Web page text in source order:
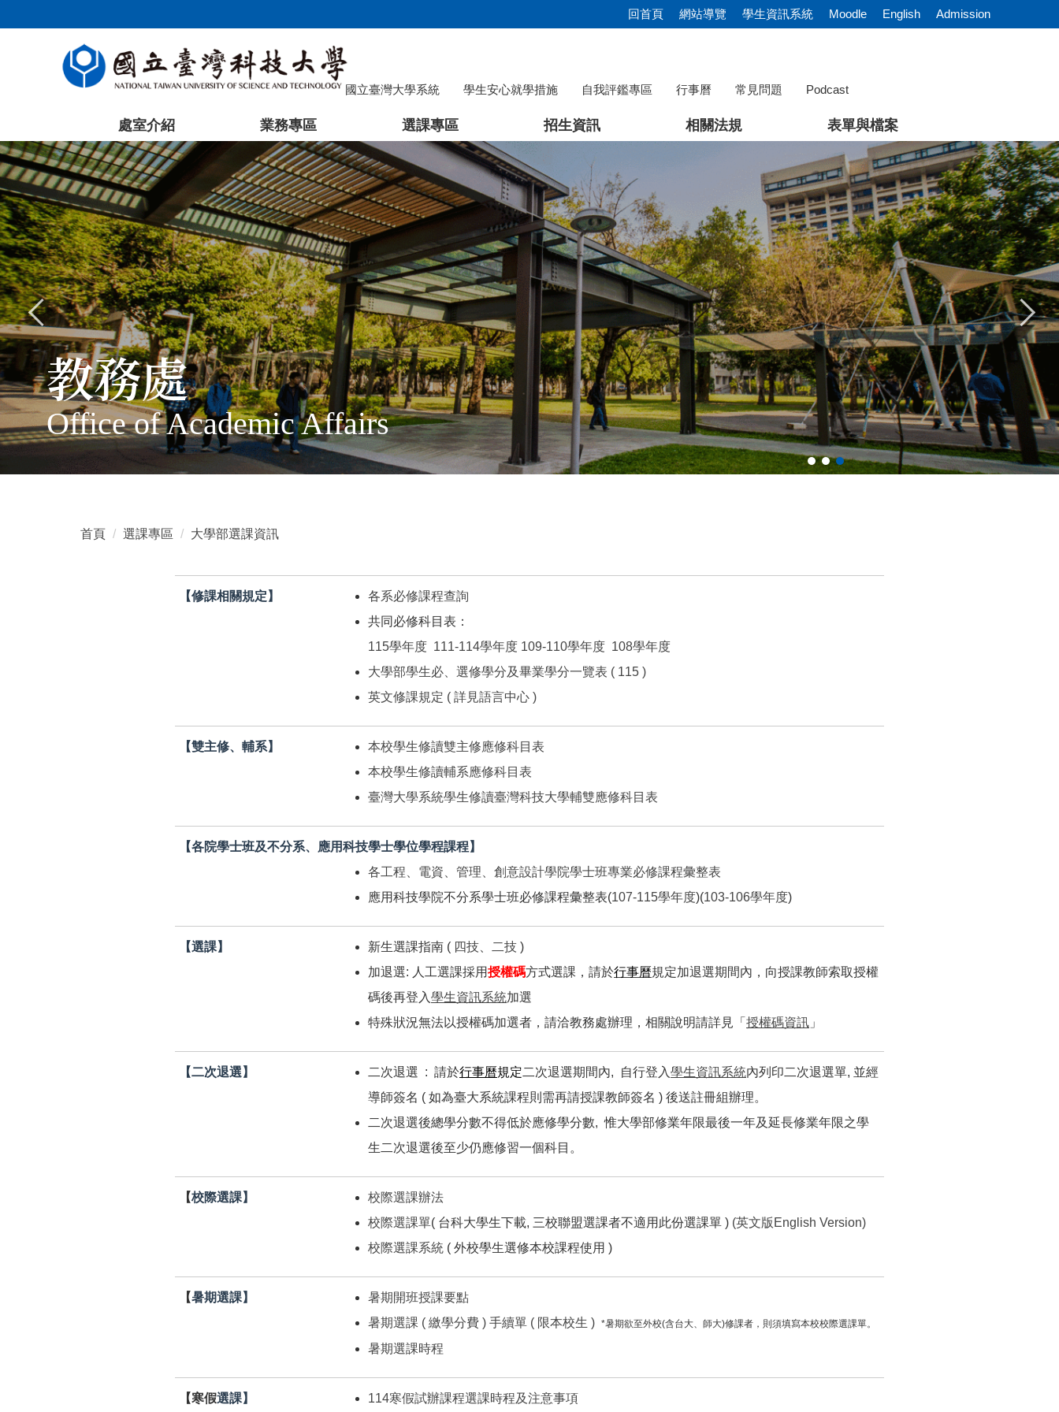
到
回首頁 網站導覽 學生資訊系統 Moodle English Admission
國立臺灣大學系統 學生安心就學措施 自我評鑑專區 行事曆 常見問題 Podcast
處室介紹 業務專區 選課專區 招生資訊 相關法規 表單與檔案
教務處
Office of Academic Affairs
首頁 選課專區 大學部選課資訊
【修課相關規定】
各系必修課程查詢
共同必修科目表：
115學年度 111-114學年度 109-110學年度 108學年度
大學部學生必、選修學分及畢業學分一覽表 ( 115 )
英文修課規定 ( 詳見語言中心 )
【雙主修、輔系】
本校學生修讀雙主修應修科目表
本校學生修讀輔系應修科目表
臺灣大學系統學生修讀臺灣科技大學輔雙應修科目表
【各院學士班及不分系、應用科技學士學位學程課程】
各工程、電資、管理、創意設計學院學士班專業必修課程彙整表
應用科技學院不分系學士班必修課程彙整表(107-115學年度)(103-106學年度)
【選課】 新生選課指南 ( 四技 二技 )
加退選: 人工選課採用授權碼方式選課，請於行事曆規定加退選期間內，向授課教師索取授權
碼後再登入學生資訊系統加選
特殊狀況無法以授權碼加選者，請洽教務處辦理，相關說明請詳見「 授權碼資訊 」
【二次退選】 二次退選 : 請於行事曆規定二次退選期間內, 自行登入學生資訊系統內列印二次退選單, 並經
導師簽名 ( 如為臺大系統課程則需再請授課教師簽名 ) 後送註冊組辦理。
二次退選後總學分數不得低於應修學分數, 惟大學部修業年限最後一年及延長修業年限之學
生二次退選後至少仍應修習一個科目。
【校際選課】
校際選課辦法
校際選課單( 台科大學生下載, 三校聯盟選課者不適用此份選課單 ) (英文版English Version)
校際選課系統 ( 外校學生選修本校課程使用 )
【暑期選課】
暑期開班授課要點
暑期選課 ( 繳學分費 ) 手續單 ( 限本校生 ) *暑期欲至外校(含台大、師大)修課者，則須填寫本校校際選課單。
暑期選課時程
【寒假選課】 114寒假試辦課程選課時程及注意事項